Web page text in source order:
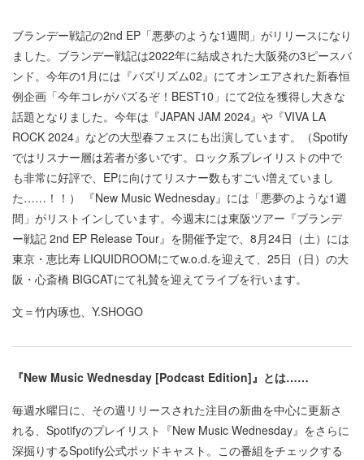
ブランデー戦記の2nd EP「悪夢のような1週間」がリリースになり
ました。ブランデー戦記は2022年に結成された大阪発の3ピースバ
ンド。今年の1月には『バズリズム02』にてオンエアされた新春恒
例企画「今年コレがバズるぞ！BEST10」にて2位を獲得し大きな
話題となりました。今年は『JAPAN JAM 2024』や『VIVA LA
ROCK 2024』などの大型春フェスにも出演しています。（Spotify
ではリスナー層は若者が多いです。ロック系プレイリストの中で
も非常に好評で、EPに向けてリスナー数もすごい増えていまし
た……！！） 『New Music Wednesday』には「悪夢のような1週
間」がリストインしています。今週末には東阪ツアー『ブランデ
ー戦記 2nd EP Release Tour』を開催予定で、8月24日（土）には
東京・恵比寿 LIQUIDROOMにてw.o.d.を迎えて、25日（日）の大
阪・心斎橋 BIGCATにて礼賛を迎えてライブを行います。
文＝竹内琢也、Y.SHOGO
『New Music Wednesday [Podcast Edition]』とは……
毎週水曜日に、その週リリースされた注目の新曲を中心に更新さ
れる、Spotifyのプレイリスト『New Music Wednesday』をさらに
深掘りするSpotify公式ポッドキャスト。この番組をチェックする